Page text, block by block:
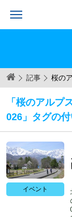
記事 桜の
「桜のアルプ
026」タグの
イベント